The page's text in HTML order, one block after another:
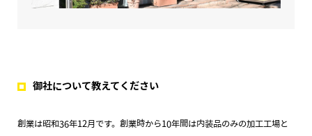
御社について教えてください
創業は昭和36年12月です。創業時から10年間は内装品のみの加工工場と